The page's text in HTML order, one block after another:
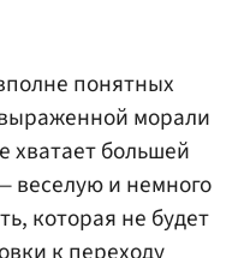
понятных
морали
хватает большей
веселую и немного
которая не будет